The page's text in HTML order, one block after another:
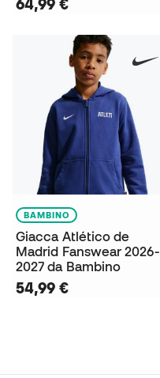
64,99 €
BAMBINO
Giacca Atlético de
Madrid Fanswear 2026-
2027 da Bambino
54,99 €